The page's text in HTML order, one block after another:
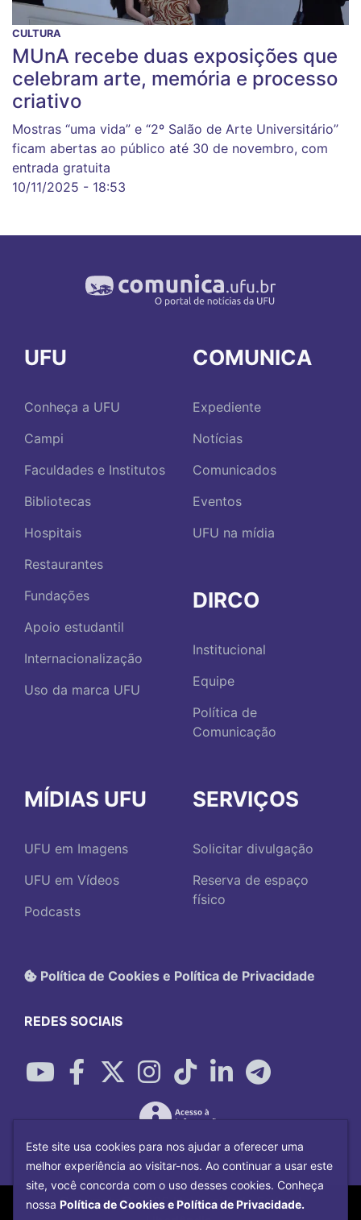
CULTURA
MUnA recebe duas exposições que
celebram arte, memória e processo
criativo
Mostras “uma vida” e “2º Salão de Arte Universitário”
ficam abertas ao público até 30 de novembro, com
entrada gratuita
10/11/2025 - 18:53
UFU
Conheça a UFU
Campi
Faculdades e Institutos
Bibliotecas
Hospitais
Restaurantes
Fundações
Apoio estudantil
Internacionalização
Uso da marca UFU
COMUNICA
Expediente
Notícias
Comunicados
Eventos
UFU na mídia
DIRCO
Institucional
Equipe
Política de
Comunicação
MÍDIAS UFU
UFU em Imagens
UFU em Vídeos
Podcasts
SERVIÇOS
Solicitar divulgação
Reserva de espaço
físico
Política de Cookies e Política de Privacidade
REDES SOCIAIS
Copyright©2026Universidade Federal
Este site usa cookies para nos ajudar a oferecer uma
melhor experiência ao visitar-nos. Ao continuar a usar este
site, você concorda com o uso desses cookies. Conheça
nossa Política de Cookies e Política de Privacidade.